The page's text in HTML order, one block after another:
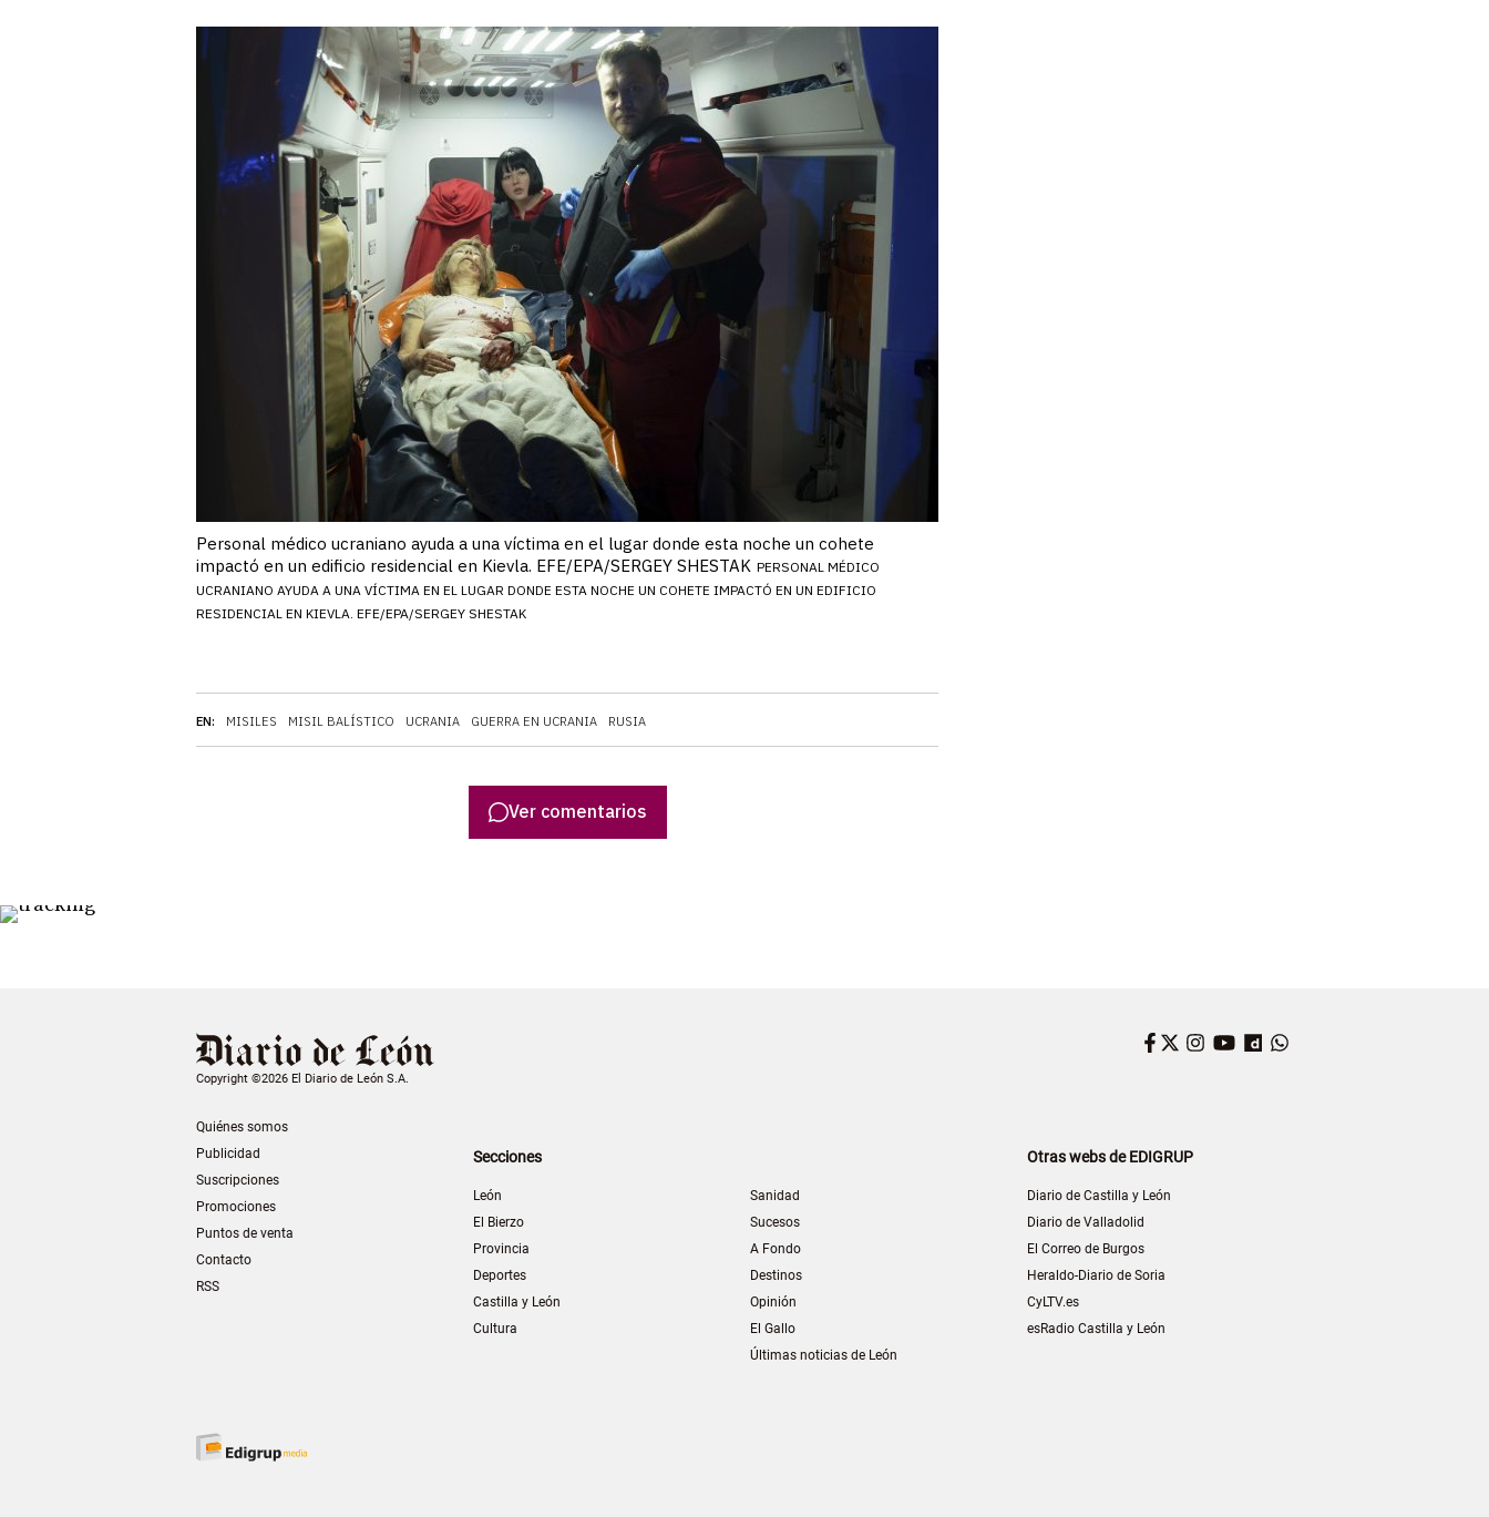
EN: MISILES MISIL BALÍSTICO UCRANIA GUERRA EN UCRANIA RUSIA
Personal médico ucraniano ayuda a una víctima en el lugar donde esta noche un cohete
impactó en un edificio residencial en Kievla. EFE/EPA/SERGEY SHESTAK PERSONAL MÉDICO
UCRANIANO AYUDA A UNA VÍCTIMA EN EL LUGAR DONDE ESTA NOCHE UN COHETE IMPACTÓ EN UN EDIFICIO
RESIDENCIAL EN KIEVLA. EFE/EPA/SERGEY SHESTAK
Ver comentarios
Copyright ©2026 El Diario de León S.A.
Quiénes somos
Publicidad
Suscripciones
Promociones
Puntos de venta
Contacto
RSS
Facebook
Twitter
Instagram
YouTube
Dailymotion
Secciones
León
El Bierzo
Provincia
Deportes
Castilla y León
Cultura
Sanidad
Sucesos
A Fondo
Destinos
Opinión
El Gallo
Últimas noticias de León
Otras webs de EDIGRUP
Diario de Castilla y León
Diario de Valladolid
El Correo de Burgos
Heraldo-Diario de Soria
CyLTV.es
esRadio Castilla y León